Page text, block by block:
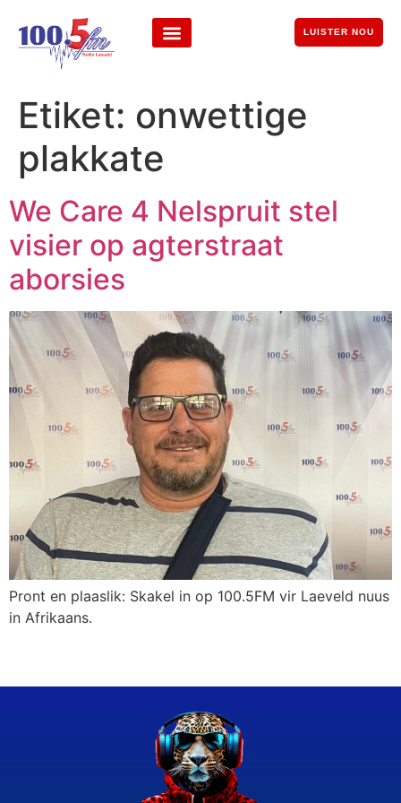
LUISTER NOU
Etiket: onwettige
plakkate
We Care 4 Nelspruit stel
visier op agterstraat
aborsies
Pront en plaaslik: Skakel in op 100.5FM vir Laeveld nuus
in Afrikaans.